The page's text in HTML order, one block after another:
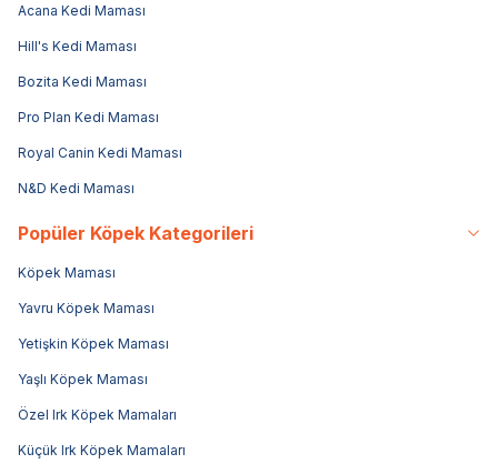
Acana Kedi Maması
Hill's Kedi Maması
Bozita Kedi Maması
Pro Plan Kedi Maması
Royal Canin Kedi Maması
N&D Kedi Maması
Popüler Köpek Kategorileri
Köpek Maması
Yavru Köpek Maması
Yetişkin Köpek Maması
Yaşlı Köpek Maması
Özel Irk Köpek Mamaları
Küçük Irk Köpek Mamaları